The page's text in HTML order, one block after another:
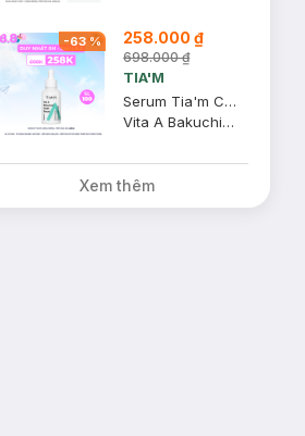
-63% 258.000 ₫
698.000 ₫
TIA'M
Serum Tia'm Căng Bóng, Trẻ Hoá Da 40ml
Vita A Bakuchiol Youth Serum
Xem thêm